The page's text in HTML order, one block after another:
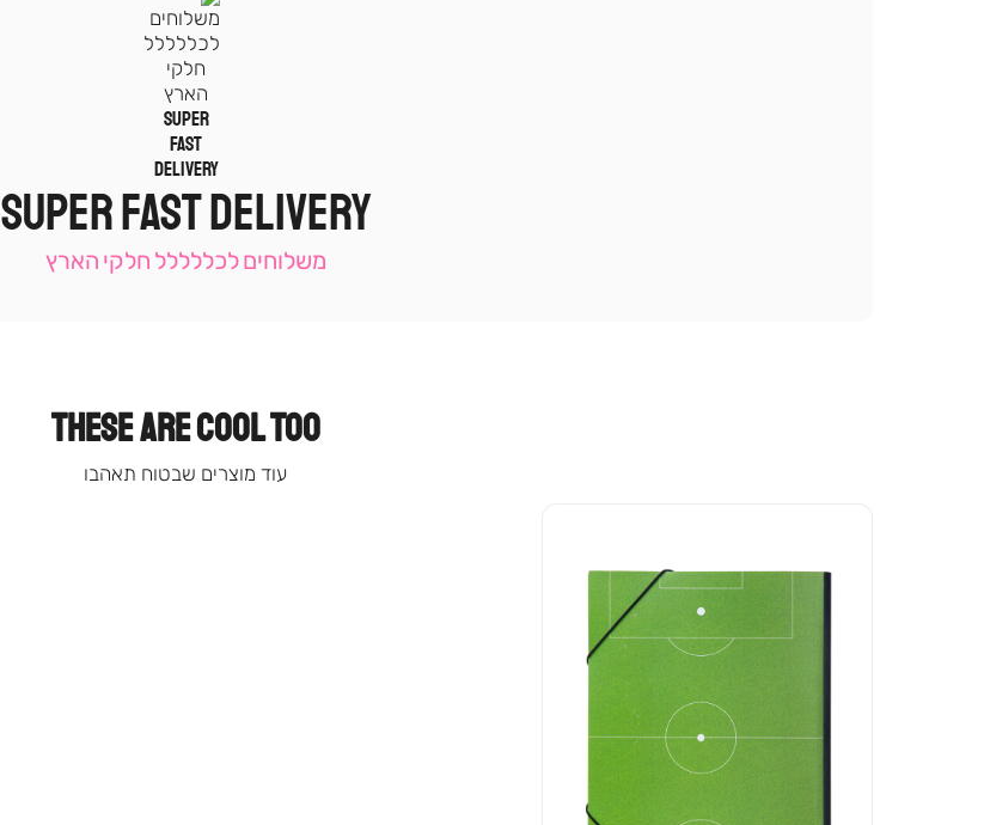
|
תומכי
מכירה
-
עמוד
(9)
SUPER FAST DELIVERY
משלוחים לכללללל חלקי הארץ
THESE ARE COOL TOO
עוד מוצרים שבטוח תאהבו